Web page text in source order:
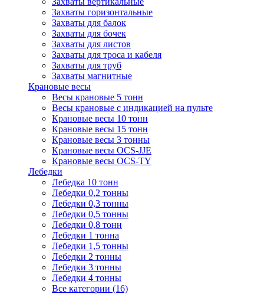
Захваты горизонтальные
Захваты для балок
Захваты для бочек
Захваты для листов
Захваты для троса и кабеля
Захваты для труб
Захваты магнитные
Крановые весы
Весы крановые 5 тонн
Весы крановые с индикацией на пульте
Крановые весы 10 тонн
Крановые весы 15 тонн
Крановые весы 3 тонны
Крановые весы OCS-JJE
Крановые весы OCS-TY
Лебедки
Лебедка 10 тонн
Лебедки 0,2 тонны
Лебедки 0,3 тонны
Лебедки 0,5 тонны
Лебедки 0,8 тонн
Лебедки 1 тонна
Лебедки 1,5 тонны
Лебедки 2 тонны
Лебедки 3 тонны
Лебедки 4 тонны
Все категории (16)